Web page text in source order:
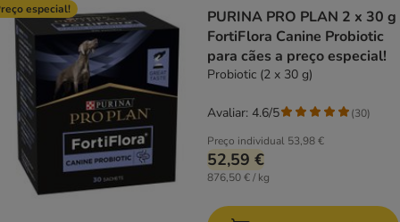
especial!
PURINA PRO PLAN 2 x 30 g
FortiFlora Canine Probiotic
para cães a preço especial!
Probiotic (2 x 30 g)
Preço individual 53,98 €
52,59 €
876,50 € / kg
Avaliar: 4.6/5 (30)